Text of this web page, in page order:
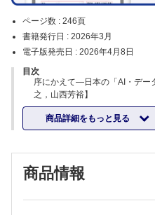
ページ数 : 246頁
書籍発行日 : 2026年3月
電子版発売日 : 2026年4月8日
目次
序にかえて―日本の「AI・デー
之，山西芳裕】
第1章 創薬標的の探索
1. 細胞サーマルシフトアッセ
誠，川谷 誠，真田英美子，堂
3. LiP-MSが拓く構造変化に基
濱 泰】
商品詳細をもっと見る
商品情報